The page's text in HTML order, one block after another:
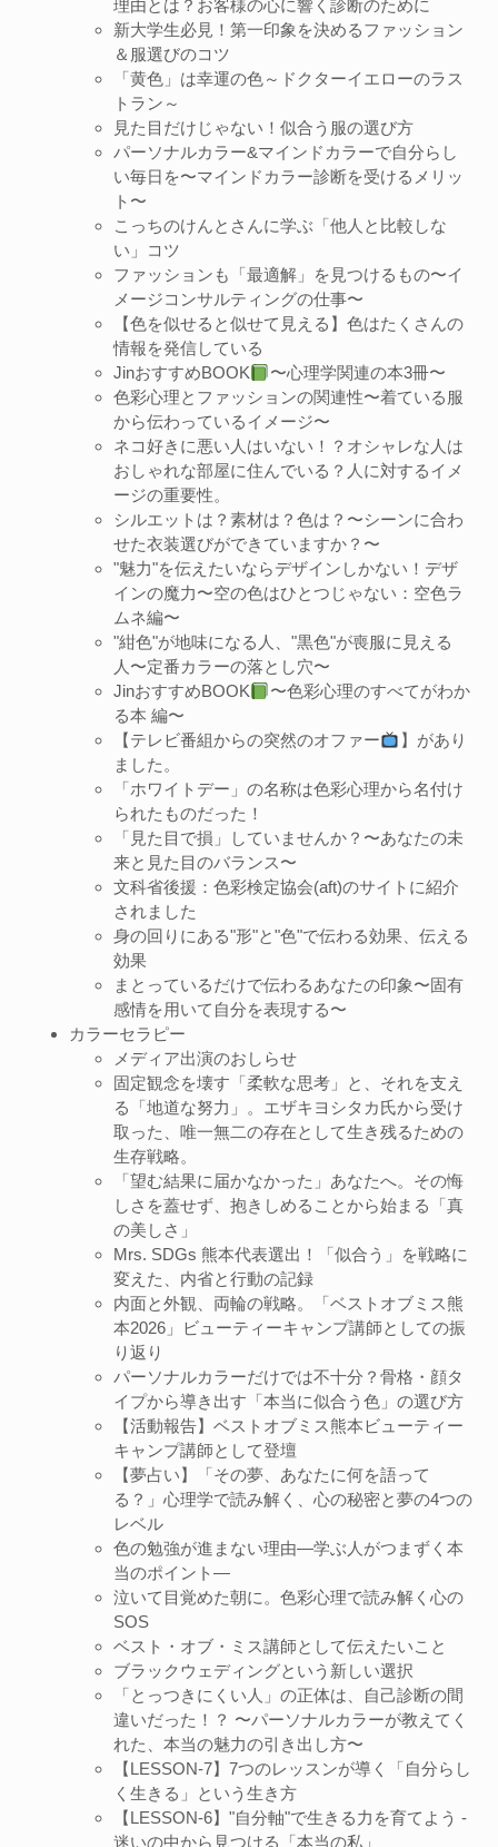
理由とは？お客様の心に響く診断のために
新大学生必見！第一印象を決めるファッション
＆服選びのコツ
「黄色」は幸運の色～ドクターイエローのラス
トラン～
見た目だけじゃない！似合う服の選び方
パーソナルカラー&マインドカラーで自分らし
い毎日を〜マインドカラー診断を受けるメリッ
ト〜
こっちのけんとさんに学ぶ「他人と比較しな
い」コツ
ファッションも「最適解」を見つけるもの〜イ
メージコンサルティングの仕事〜
【色を似せると似せて見える】色はたくさんの
情報を発信している
JinおすすめBOOK
〜心理学関連の本3冊〜
色彩心理とファッションの関連性〜着ている服
から伝わっているイメージ〜
ネコ好きに悪い人はいない！？オシャレな人は
おしゃれな部屋に住んでいる？人に対するイメ
ージの重要性。
シルエットは？素材は？色は？〜シーンに合わ
せた衣装選びができていますか？〜
"魅力"を伝えたいならデザインしかない！デザ
インの魔力〜空の色はひとつじゃない：空色ラ
ムネ編〜
"紺色"が地味になる人、"黒色"が喪服に見える
人〜定番カラーの落とし穴〜
JinおすすめBOOK
〜色彩心理のすべてがわか
る本 編〜
【テレビ番組からの突然のオファー
】があり
ました。
「ホワイトデー」の名称は色彩心理から名付け
られたものだった！
「見た目で損」していませんか？〜あなたの未
来と見た目のバランス〜
文科省後援：色彩検定協会(aft)のサイトに紹介
されました
身の回りにある"形"と"色"で伝わる効果、伝える
効果
まとっているだけで伝わるあなたの印象〜固有
感情を用いて自分を表現する〜
カラーセラピー
メディア出演のおしらせ
固定観念を壊す「柔軟な思考」と、それを支え
る「地道な努力」。エザキヨシタカ氏から受け
取った、唯一無二の存在として生き残るための
生存戦略。
「望む結果に届かなかった」あなたへ。その悔
しさを蓋せず、抱きしめることから始まる「真
の美しさ」
Mrs. SDGs 熊本代表選出！「似合う」を戦略に
変えた、内省と行動の記録
内面と外観、両輪の戦略。「ベストオブミス熊
本2026」ビューティーキャンプ講師としての振
り返り
パーソナルカラーだけでは不十分？骨格・顔タ
イプから導き出す「本当に似合う色」の選び方
【活動報告】ベストオブミス熊本ビューティー
キャンプ講師として登壇
【夢占い】「その夢、あなたに何を語って
る？」心理学で読み解く、心の秘密と夢の4つの
レベル
色の勉強が進まない理由―学ぶ人がつまずく本
当のポイント―
泣いて目覚めた朝に。色彩心理で読み解く心の
SOS
ベスト・オブ・ミス講師として伝えたいこと
ブラックウェディングという新しい選択
「とっつきにくい人」の正体は、自己診断の間
違いだった！？ 〜パーソナルカラーが教えてく
れた、本当の魅力の引き出し方〜
【LESSON-7】7つのレッスンが導く「自分らし
く生きる」という生き方
【LESSON-6】"自分軸"で生きる力を育てよう -
迷いの中から見つける「本当の私」